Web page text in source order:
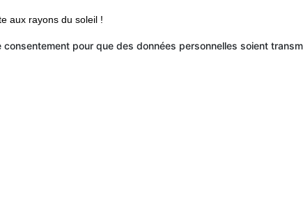
aux rayons du soleil !
pour que des données personnelles soient